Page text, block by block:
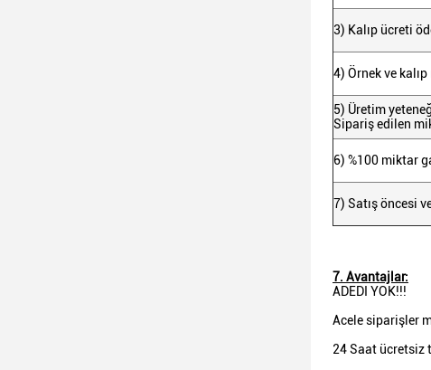
3) Kalıp ücreti
4) Örnek ve
5) Üretim
Sipariş edilen
6) %100 miktar
7) Satış öncesi
7. Avantajlar:
ADEDI YOK!!!
Acele siparişler
24 Saat ücretsiz